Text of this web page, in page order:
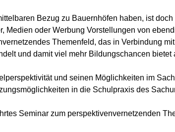
Bezug zu Bauernhöfen haben, ist
oder Werbung Vorstellungen von
Themenfeld, das in Verbindung
und damit viel mehr Bildungschancen bietet
und seinen Möglichkeiten im
in die Schulpraxis des
Seminar zum perspektivenvernetzenden